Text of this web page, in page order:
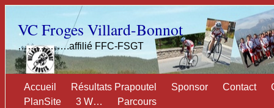
VC Froges Villard-Bonnot
…………….affilié FFC-FSGT
Accueil Résultats Prapoutel Sponsor Contact
PlanSite
3 W… Parcours